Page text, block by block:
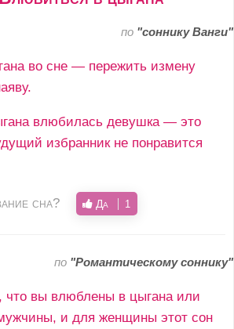
по "соннику Ванги"
во сне — пережить измену
влюбилась девушка — это
избранник не понравится
сна? Да 1
по "Романтическому соннику"
что вы влюблены в цыгана или
и для женщины этот сон